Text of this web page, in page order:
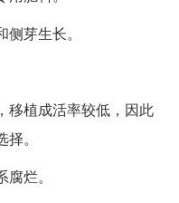
芽生长。
移植成活率较低，因此
。
烂。